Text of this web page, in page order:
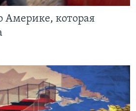
Америке, которая